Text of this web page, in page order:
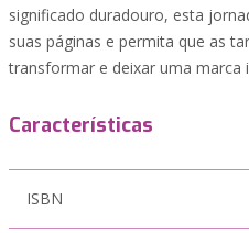
significado duradouro, esta
suas páginas e permita que as
transformar e deixar uma marca
Características
ISBN